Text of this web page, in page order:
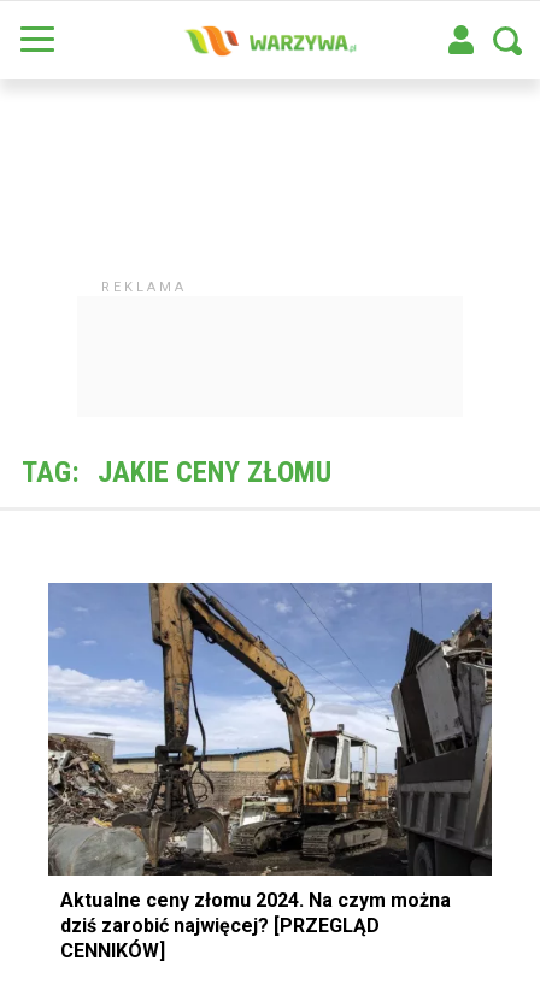
TAG: JAKIE CENY ZŁOMU
Aktualne ceny złomu 2024. Na czym można
dziś zarobić najwięcej? [PRZEGLĄD
CENNIKÓW]